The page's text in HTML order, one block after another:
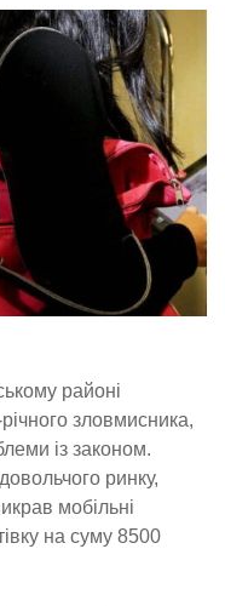
районі
зловмисника,
із законом.
ринку,
мобільні
на суму 8500